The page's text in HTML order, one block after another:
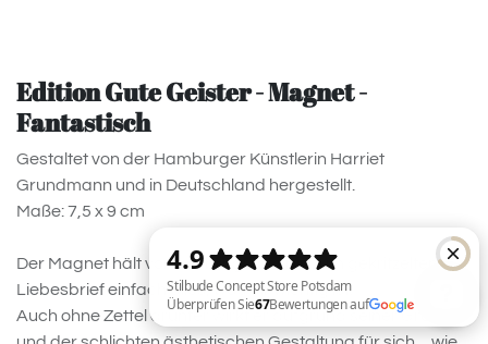
Edition Gute Geister - Magnet -
Fantastisch
Gestaltet von der Hamburger Künstlerin Harriet
Grundmann und in Deutschland hergestellt.
Maße: 7,5 x 9 cm
Der Magnet hält vom Lieblingsfoto bis zum gekritzelten
Liebesbrief einfach alles, was dir wichtig ist.
Auch ohne Zettel drunter wirkt er aufgrund seiner Größe